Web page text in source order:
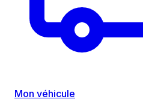
Mon véhicule